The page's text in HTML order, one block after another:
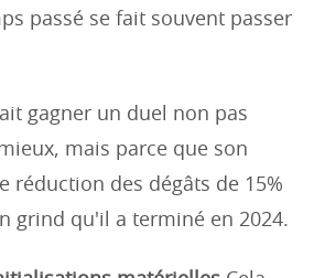
passé se fait souvent passer
gagner un duel non pas
mais parce que son
réduction des dégâts de 15%
grind qu'il a terminé en 2024.